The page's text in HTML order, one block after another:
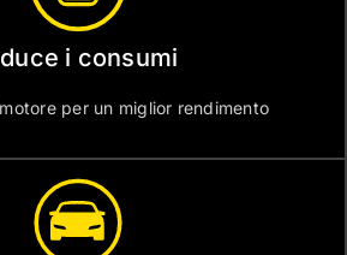
i consumi
per un miglior rendimento